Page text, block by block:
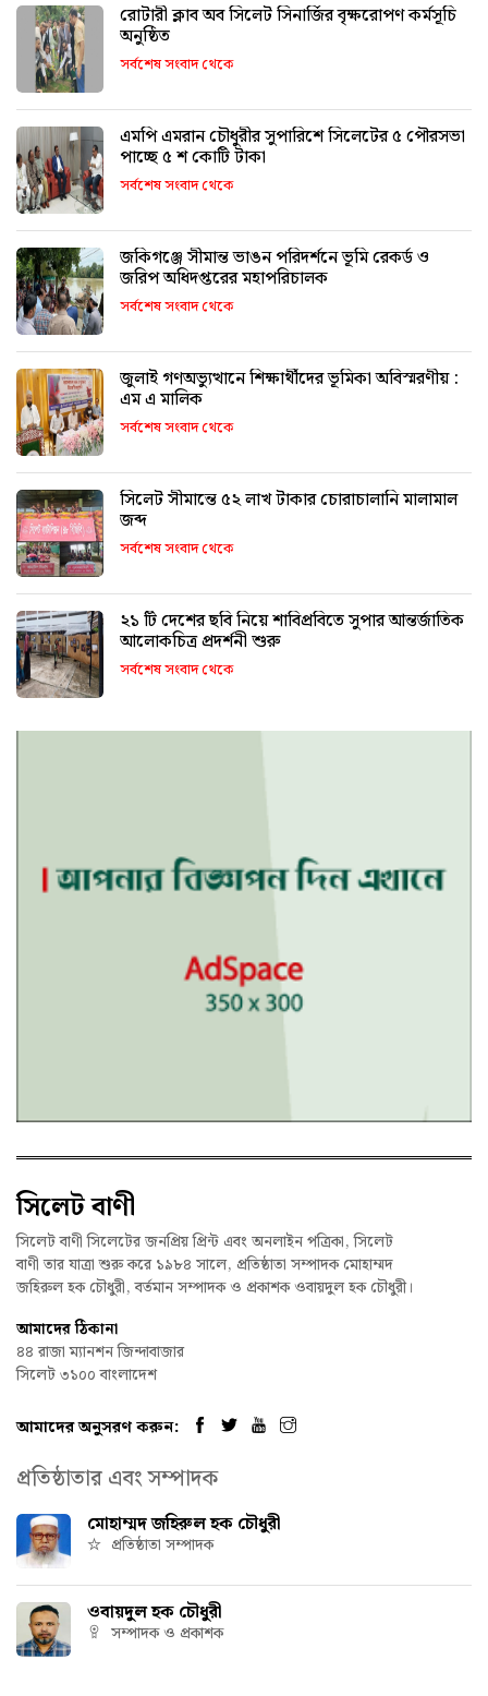
রোটারী ক্লাব অব সিলেট সিনার্জির বৃক্ষরোপণ কর্মসূচি
অনুষ্ঠিত
সর্বশেষ সংবাদ থেকে
এমপি এমরান চৌধুরীর সুপারিশে সিলেটের ৫ পৌরসভা
পাচ্ছে ৫ শ কোটি টাকা
সর্বশেষ সংবাদ থেকে
জকিগঞ্জে সীমান্ত ভাঙন পরিদর্শনে ভূমি রেকর্ড ও
জরিপ অধিদপ্তরের মহাপরিচালক
সর্বশেষ সংবাদ থেকে
জুলাই গণঅভ্যুত্থানে শিক্ষার্থীদের ভূমিকা অবিস্মরণীয় :
এম এ মালিক
সর্বশেষ সংবাদ থেকে
সিলেট সীমান্তে ৫২ লাখ টাকার চোরাচালানি মালামাল
জব্দ
সর্বশেষ সংবাদ থেকে
২১ টি দেশের ছবি নিয়ে শাবিপ্রবিতে সুপার আন্তর্জাতিক
আলোকচিত্র প্রদর্শনী শুরু
সর্বশেষ সংবাদ থেকে
সিলেট বাণী
সিলেট বাণী সিলেটের জনপ্রিয় প্রিন্ট এবং অনলাইন পত্রিকা, সিলেট
বাণী তার যাত্রা শুরু করে ১৯৮৪ সালে, প্রতিষ্ঠাতা সম্পাদক মোহাম্মদ
জহিরুল হক চৌধুরী, বর্তমান সম্পাদক ও প্রকাশক ওবায়দুল হক চৌধুরী।
আমাদের ঠিকানা
৪৪ রাজা ম্যানশন জিন্দাবাজার
সিলেট ৩১০০ বাংলাদেশ
আমাদের অনুসরণ করুন:
প্রতিষ্ঠাতার এবং সম্পাদক
মোহাম্মদ জহিরুল হক চৌধুরী
প্রতিষ্ঠাতা সম্পাদক
ওবায়দুল হক চৌধুরী
সম্পাদক ও প্রকাশক